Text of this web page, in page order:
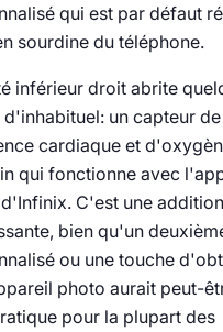
qui est par défaut
sourdine du téléphone.
inférieur droit abrite
d'inhabituel: un capteur de
cardiaque et
qui fonctionne avec
d'Infinix. C'est une
bien qu'un
ou une touche
photo aurait peut-
pour la plupart des